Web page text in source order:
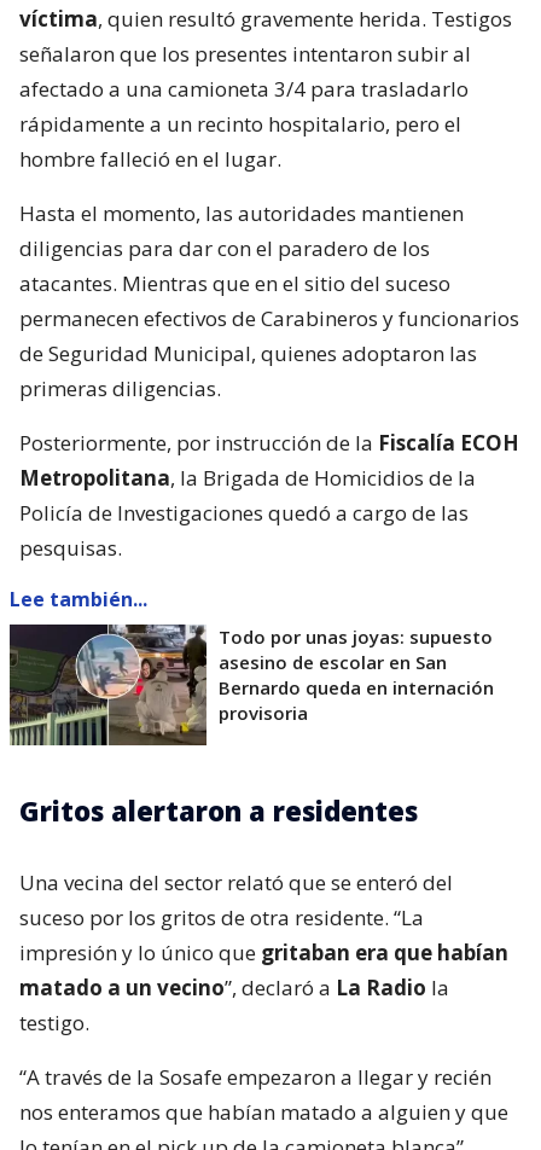
víctima, quien resultó gravemente herida. Testigos
señalaron que los presentes intentaron subir al
afectado a una camioneta 3/4 para trasladarlo
rápidamente a un recinto hospitalario, pero el
hombre falleció en el lugar.
Hasta el momento, las autoridades mantienen
diligencias para dar con el paradero de los
atacantes. Mientras que en el sitio del suceso
permanecen efectivos de Carabineros y funcionarios
de Seguridad Municipal, quienes adoptaron las
primeras diligencias.
Posteriormente, por instrucción de la Fiscalía ECOH
Metropolitana, la Brigada de Homicidios de la
Policía de Investigaciones quedó a cargo de las
pesquisas.
Lee también...
Todo por unas joyas: supuesto
asesino de escolar en San
Bernardo queda en internación
provisoria
Gritos alertaron a residentes
Una vecina del sector relató que se enteró del
suceso por los gritos de otra residente. “La
impresión y lo único que gritaban era que habían
matado a un vecino”, declaró a La Radio la
testigo.
“A través de la Sosafe empezaron a llegar y recién
nos enteramos que habían matado a alguien y que